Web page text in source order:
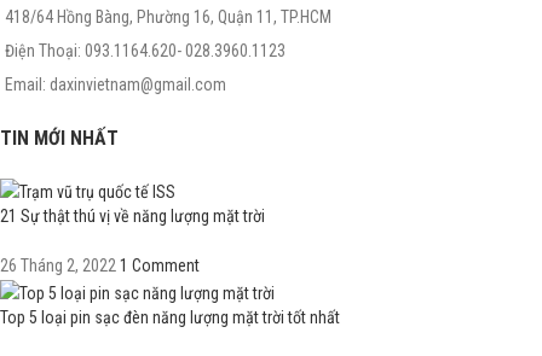
418/64 Hồng Bàng, Phường 16, Quận 11, TP.HCM
Điện Thoại: 093.1164.620- 028.3960.1123
Email: daxinvietnam@gmail.com
TIN MỚI NHẤT
21 Sự thật thú vị về năng lượng mặt trời
26 Tháng 2, 2022 1 Comment
Top 5 loại pin sạc đèn năng lượng mặt trời tốt nhất